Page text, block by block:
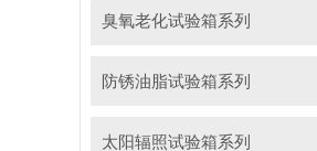
臭氧老化试验箱系列
防锈油脂试验箱系列
太阳辐照试验箱系列